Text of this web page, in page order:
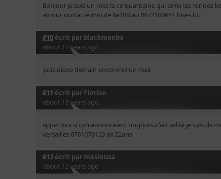
Bonjour je suis un mec la cinquantaine qui aime les rondes
amour contacté moi de 8a18h au 0672189651 bises luc
#10 écrit par blackmanba
about 13 years ago
jsuis dispo demain envoi moi un mail
#11 écrit par Florian
about 13 years ago
appel moi si ton annonce est toujours d’actualité je suis de
versailles 0761078123 j’ai 22ans
#12 écrit par masinissa
about 12 years ago